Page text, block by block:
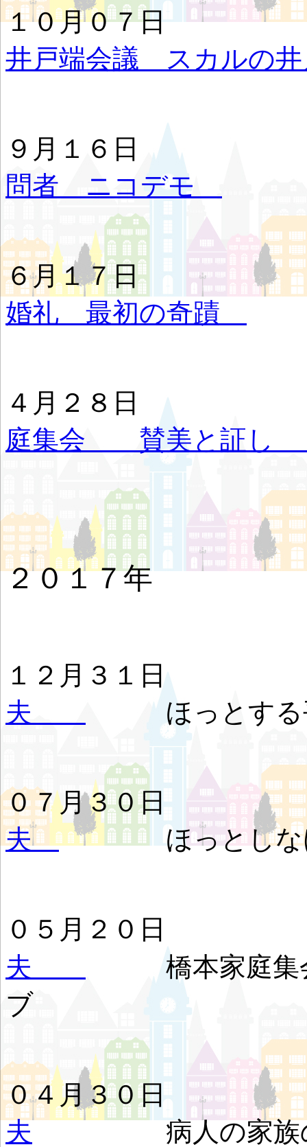
１０月０７
井戸端会議 スカルの井
９月１６日
問者 ニコデモ
６月１７日
婚礼 最初の奇蹟
４月２８日
庭集会 賛美と証
２０１７年
１２月３
夫
ほっとする
０７月３
夫ほっとしなけ
０５月２
夫
橋本家庭
ブ
０４月３
夫 病人の家族の